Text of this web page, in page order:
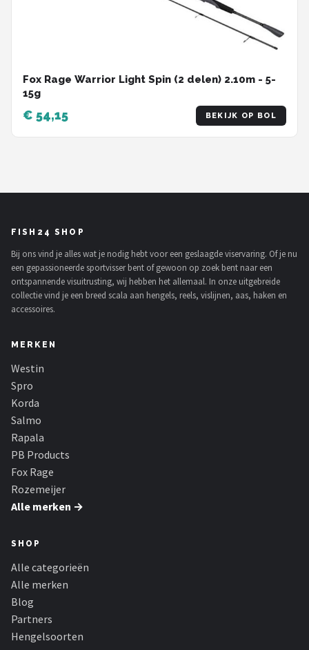
Fox Rage Warrior Light Spin (2 delen) 2.10m - 5-
15g
€ 54,15 BEKIJK OP BOL
FISH24 SHOP
Bij ons vind je alles wat je nodig hebt voor een geslaagde viservaring. Of je nu
een gepassioneerde sportvisser bent of gewoon op zoek bent naar een
ontspannende visuitrusting, wij hebben het allemaal. In onze uitgebreide
collectie vind je een breed scala aan hengels, reels, vislijnen, aas, haken en
accessoires.
MERKEN
Westin
Spro
Korda
Salmo
Rapala
PB Products
Fox Rage
Rozemeijer
Alle merken →
SHOP
Alle categorieën
Alle merken
Blog
Partners
Hengelsoorten